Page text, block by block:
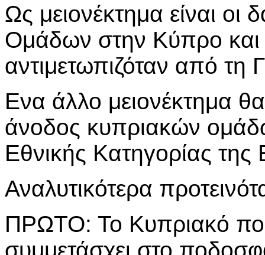
Ως μειονέκτημα είναι
Ομάδων στην Κύπρο
αντιμετωπιζόταν από τη
Ενα άλλο μειονέκτημα
άνοδος κυπριακών
Εθνικής Κατηγορίας
Αναλυτικότερα
ΠΡΩΤΟ: Το Κυπριακό
συμμετάσχει στο